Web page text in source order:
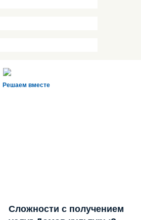
Решаем вместе
Сложности с получением